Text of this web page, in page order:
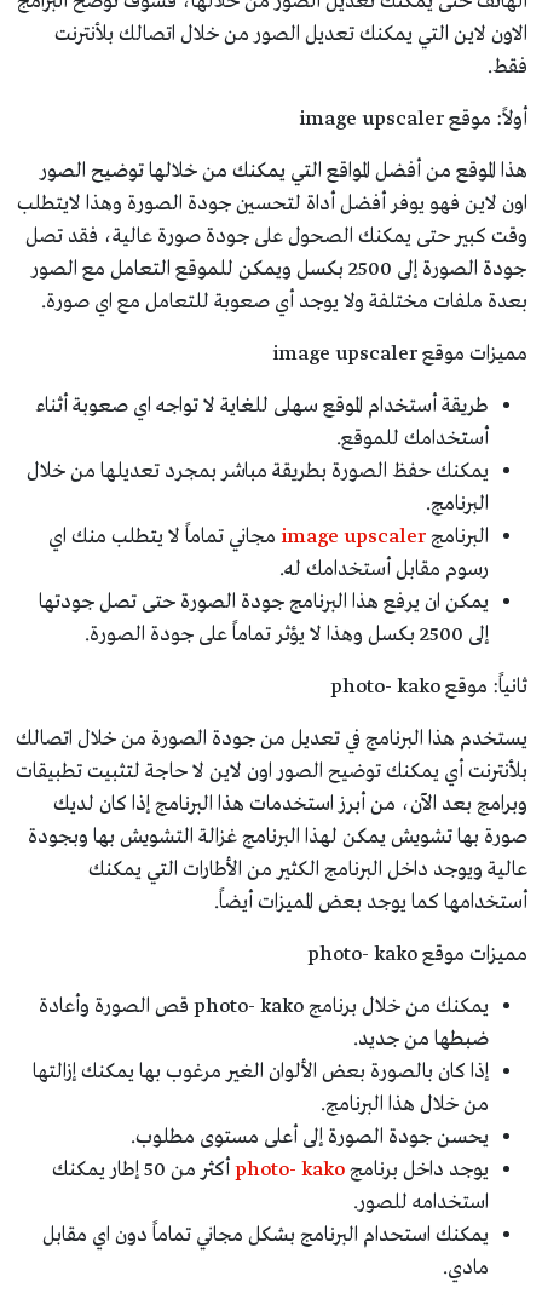
الاون لاين التي يمكنك تعديل الصور من خلال اتصالك بلأنترنت
فقط.
أولاً: موقع image upscaler
هذا الموقع من أفضل المواقع التي يمكنك من خلالها توضيح الصور
اون لاين فهو يوفر أفضل أداة لتحسين جودة الصورة وهذا لايتطلب
وقت كبير حتى يمكنك الصحول على جودة صورة عالية، فقد تصل
جودة الصورة إلى 2500 بكسل ويمكن للموقع التعامل مع الصور
بعدة ملفات مختلفة ولا يوجد أي صعوبة للتعامل مع اي صورة.
مميزات موقع image upscaler
طريقة أستخدام الموقع سهلى للغاية لا تواجه اي صعوبة أثناء
أستخدامك للموقع.
يمكنك حفظ الصورة بطريقة مباشر بمجرد تعديلها من خلال
البرنامج.
البرنامج
مجاني تماماً لا يتطلب منك اي
رسوم مقابل أستخدامك له.
يمكن ان يرفع هذا البرنامج جودة الصورة حتى تصل جودتها
إلى 2500 بكسل وهذا لا يؤثر تماماً على جودة الصورة.
ثانياً: موقع photo- kako
يستخدم هذا البرنامج في تعديل من جودة الصورة من خلال اتصالك
بلأنترنت أي يمكنك توضيح الصور اون لاين لا حاجة لتثبيت تطبيقات
وبرامج بعد الآن، من أبرز استخدمات هذا البرنامج إذا كان لديك
صورة بها تشويش يمكن لهذا البرنامج غزالة التشويش بها وبجودة
عالية ويوجد داخل البرنامج الكثير من الأطارات التي يمكنك
أستخدامها كما يوجد بعض المميزات أيضاً.
مميزات موقع photo- kako
يمكنك من خلال برنامج photo- kako قص الصورة وأعادة
ضبطها من جديد.
إذا كان بالصورة بعض الألوان الغير مرغوب بها يمكنك إزالتها
من خلال هذا البرنامج.
يحسن جودة الصورة إلى أعلى مستوى مطلوب.
يوجد داخل برنامجphoto- kako
أكثر من 50 إطار يمكنك
استخدامه للصور.
يمكنك استحدام البرنامج بشكل مجاني تماماً دون اي مقابل
مادي.